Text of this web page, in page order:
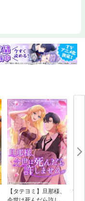
【タテヨミ】旦那様、
黄